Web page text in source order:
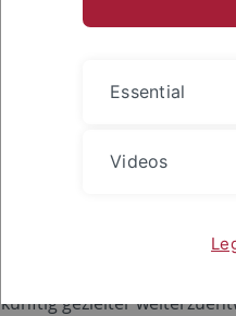
Bilingualer
Das Projekt beschäftigte
der im globalen Wandel
Kompetenzanforderungen
Anschließend wurden die
und Interviews erhoben
Professionalität bilingualer
künftig gezielter
Essential
Videos